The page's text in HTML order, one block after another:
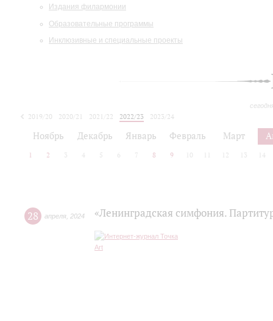
Издания филармонии
Образовательные программы
Инклюзивные и специальные проекты
2019/20 2020/21 2021/22 2022/23
2023/24
Ноябрь Декабрь Январь Февраль Март
1 2 3 4 5 6 7 8 9 10 12 13 14
28 апреля 2024 «Ленинградская симфония.